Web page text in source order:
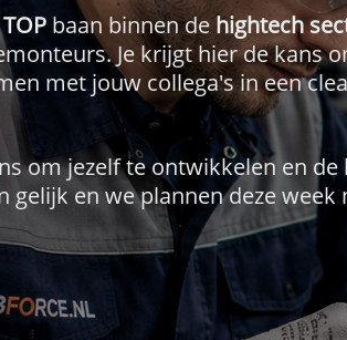
baan binnen de hightech
Je krijgt hier de kans
met jouw collega's in een
om jezelf te ontwikkelen en
gelijk en we plannen deze